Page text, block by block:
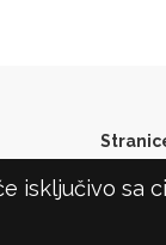
O
isključivo sa